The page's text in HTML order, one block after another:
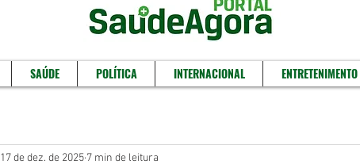
SAÚDE POLÍTICA INTERNACIONAL ENTRETENIMENTO
17 de dez. de 2025 7 min de leitura